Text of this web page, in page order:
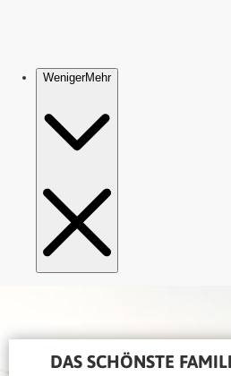
DAS SCHÖNSTE